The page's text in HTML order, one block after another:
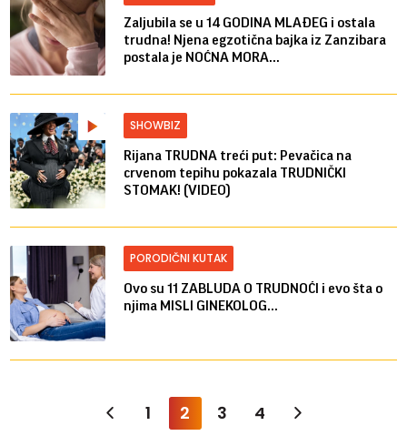
Zaljubila se u 14 GODINA MLAĐEG i ostala
trudna! Njena egzotična bajka iz Zanzibara
postala je NOĆNA MORA...
SHOWBIZ
Rijana TRUDNA treći put: Pevačica na
crvenom tepihu pokazala TRUDNIČKI
STOMAK! (VIDEO)
PORODIČNI KUTAK
Ovo su 11 ZABLUDA O TRUDNOĆI i evo šta o
njima MISLI GINEKOLOG...
1 2 3 4